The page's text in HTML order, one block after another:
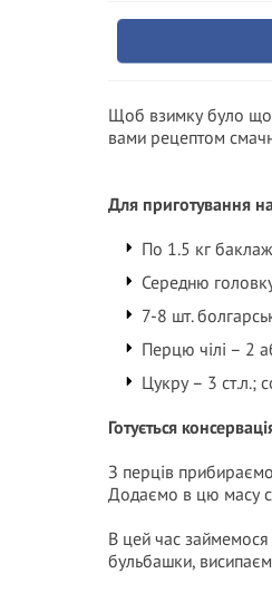
Щоб взимку було що
вами рецептом
Для приготування
По 1.5 кг
Середню
7-8 шт.
Перцю чілі – 2
Цукру – 3 ст.л.;
Готується
З перців
Додаємо в цю масу
В цей час займемося
бульбашки,